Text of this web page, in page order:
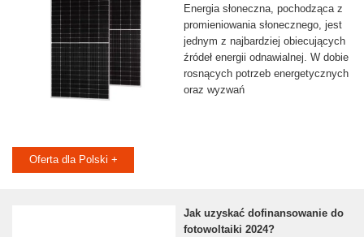
Energia słoneczna, pochodząca z
promieniowania słonecznego, jest
jednym z najbardziej obiecujących
źródeł energii odnawialnej. W dobie
rosnących potrzeb energetycznych
oraz wyzwań
Oferta dla Polski +
Jak uzyskać dofinansowanie do
fotowoltaiki 2024?